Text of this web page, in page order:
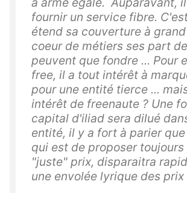
fournir un service fibre.
étend sa couverture à
coeur de métiers ses part
peuvent que fondre ... Pour
free, il a tout intérêt à
pour une entité tierce ...
intérêt de freenaute ? Une
capital d'iliad sera dilué
entité, il y a fort à parier
qui est de proposer
"juste" prix, disparaitra
une envolée lyrique des prix